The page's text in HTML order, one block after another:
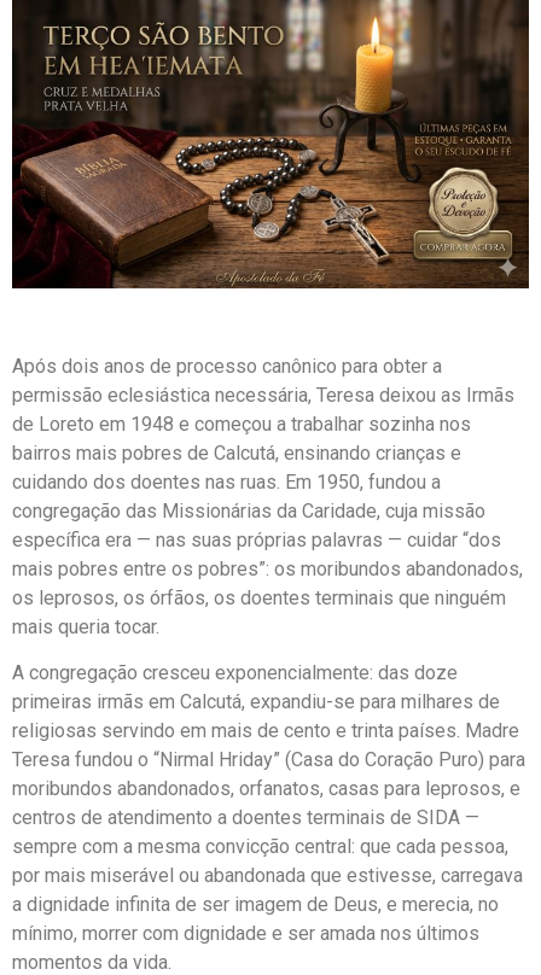
Após dois anos de processo canônico para obter a
permissão eclesiástica necessária, Teresa deixou as Irmãs
de Loreto em 1948 e começou a trabalhar sozinha nos
bairros mais pobres de Calcutá, ensinando crianças e
cuidando dos doentes nas ruas. Em 1950, fundou a
congregação das Missionárias da Caridade, cuja missão
específica era — nas suas próprias palavras — cuidar “dos
mais pobres entre os pobres”: os moribundos abandonados,
os leprosos, os órfãos, os doentes terminais que ninguém
mais queria tocar.
A congregação cresceu exponencialmente: das doze
primeiras irmãs em Calcutá, expandiu-se para milhares de
religiosas servindo em mais de cento e trinta países. Madre
Teresa fundou o “Nirmal Hriday” (Casa do Coração Puro) para
moribundos abandonados, orfanatos, casas para leprosos, e
centros de atendimento a doentes terminais de SIDA —
sempre com a mesma convicção central: que cada pessoa,
por mais miserável ou abandonada que estivesse, carregava
a dignidade infinita de ser imagem de Deus, e merecia, no
mínimo, morrer com dignidade e ser amada nos últimos
momentos da vida.